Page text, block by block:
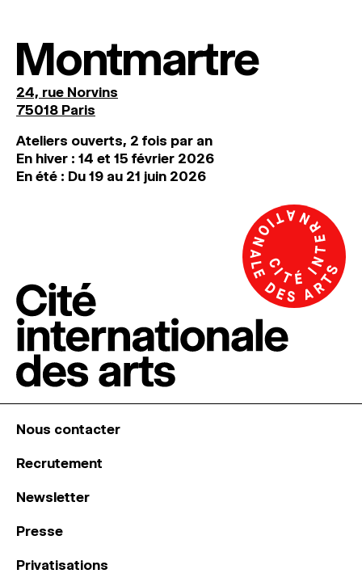
Montmartre
24, rue Norvins
75018 Paris
Ateliers ouverts, 2 fois par an
En hiver : 14 et 15 février 2026
En été : Du 19 au 21 juin 2026
Nous contacter
Recrutement
Newsletter
Presse
Privatisations